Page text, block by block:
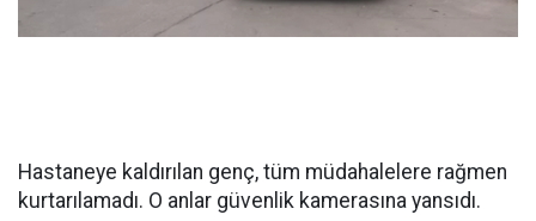
Hastaneye kaldırılan genç, tüm müdahalelere rağmen
kurtarılamadı. O anlar güvenlik kamerasına yansıdı.